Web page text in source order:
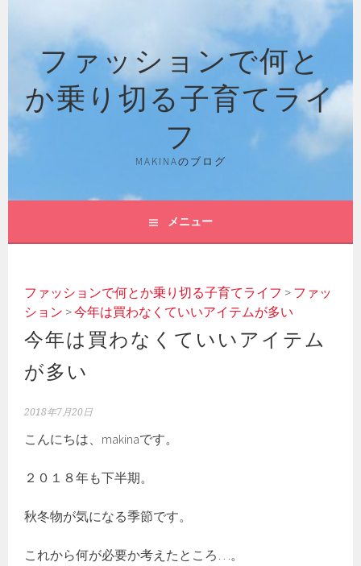
ファッションで何と
か乗り切る子育てライ
フ
MAKINAのブログ
メニュー
ファッションで何とか乗り切る子育てライフ > ファッ
ション >今年は買わなくていいアイテムが多い
今年は買わなくていいアイテム
が多い
2018年7月20日
こんにちは、makinaです。
２０１８年も下半期。
秋冬物が気になる季節です。
これから何が必要か考えたところ…。